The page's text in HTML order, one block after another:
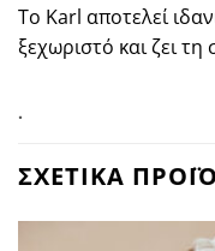
Το Karl αποτελεί
ξεχωριστό και ζει
.
ΣΧΕΤΙΚΑ